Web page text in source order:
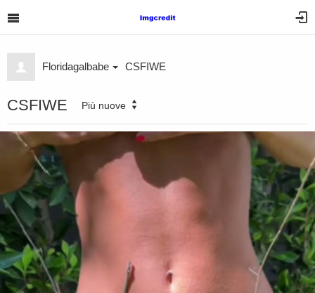
Floridagalbabe CSFIWE
CSFIWE Più nuove